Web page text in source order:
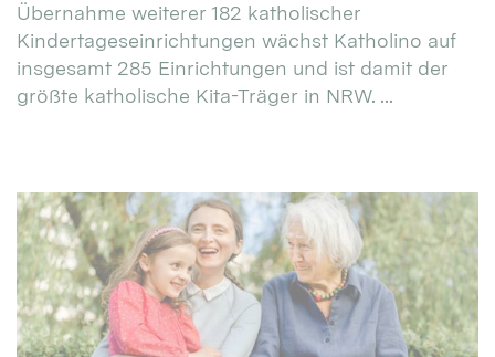
Übernahme weiterer 182 katholischer
Kindertageseinrichtungen wächst Katholino auf
insgesamt 285 Einrichtungen und ist damit der
größte katholische Kita-Träger in NRW. ...